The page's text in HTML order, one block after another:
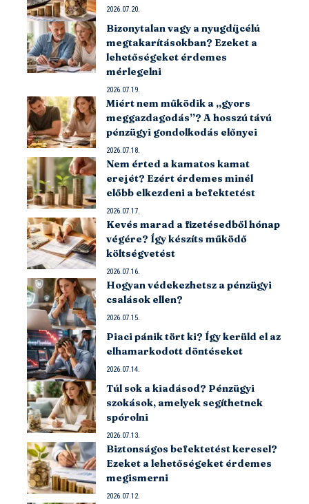
2026.07.20.
Bizonytalan vagy a nyugdíjcélú
megtakarításokban? Ezeket a
lehetőségeket érdemes
mérlegelni
2026.07.19.
Miért nem működik a „gyors
meggazdagodás”? A hosszú távú
pénzügyi gondolkodás előnyei
2026.07.18.
Nem érted a kamatos kamat
erejét? Ezért érdemes minél
előbb elkezdeni a befektetést
2026.07.17.
Kevés marad a fizetésedből hónap
végére? Így készíts működő
költségvetést
2026.07.16.
Hogyan védekezhetsz a pénzügyi
csalások ellen?
2026.07.15.
Piaci pánik tört ki? Így kerüld el az
elhamarkodott döntéseket
2026.07.14.
Túl sok a kiadásod? Pénzügyi
szokások, amelyek segíthetnek
spórolni
2026.07.13.
Biztonságos befektetést keresel?
Ezeket a lehetőségeket érdemes
megismerni
2026.07.12.